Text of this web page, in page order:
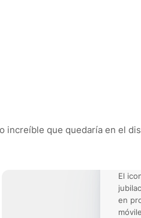
que quedaría en el
El
en